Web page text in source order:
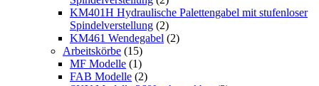
KM401H Hydraulische Palettengabel mit stufenloser
Spindelverstellung (2)
KM461 Wendegabel (2)
Arbeitskörbe (15)
MF Modelle (1)
FAB Modelle (2)